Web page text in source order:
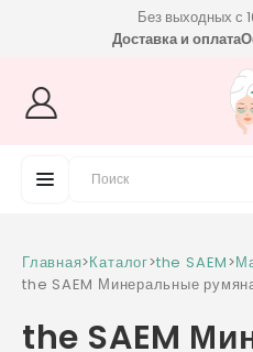
Без выходных с
Доставка и оплата
Главная>Каталог>the SAEM>
the SAEM Минеральные
the SAEM